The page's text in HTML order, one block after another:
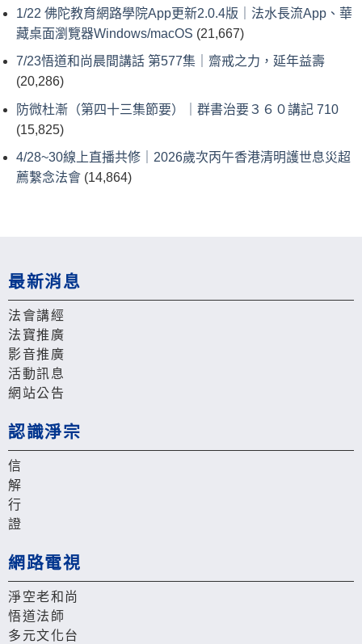
1/22 佛陀教育網路學院App更新2.0.4版｜法水長流App、華
藏桌面瀏覽器Windows/macOS (21,667)
7/23悟道和尚晨間講話 第577集｜齋戒之力，延年益壽
(20,286)
防微杜漸（第四十三集節要）｜群書治要３６０講記 710
(15,825)
4/28~30線上直播共修｜2026歲次丙午香港清明護世息災超
薦繫念法會 (14,864)
最新消息
法會講經
法寶推廣
影音推廣
活動訊息
網站公告
認識淨宗
信
解
行
證
網路電視
淨空老和尚
悟道法師
多元文化台